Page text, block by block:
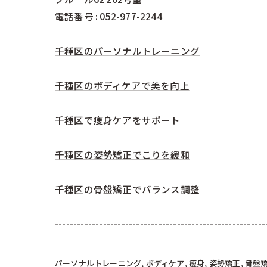
電話番号 : 052-977-2244
千種区のパーソナルトレーニング
千種区のボディケアで美を向上
千種区で痩身ケアをサポート
千種区の姿勢矯正でこりを緩和
千種区の骨盤矯正でバランス調整
パーソナルトレーニング ボディケア 痩身 姿勢矯正 骨盤